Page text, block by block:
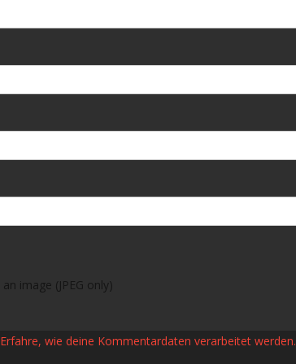
image (JPEG only)
Erfahre, wie deine Kommentardaten verarbeitet werden.